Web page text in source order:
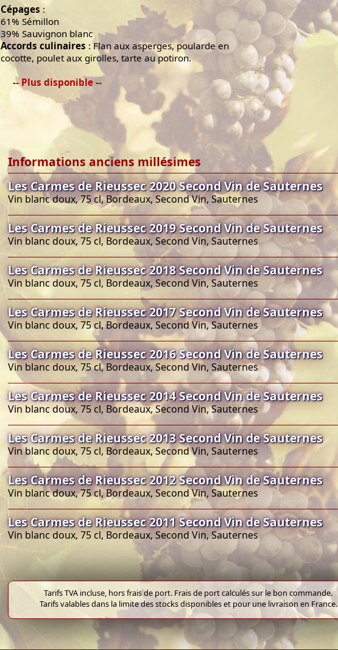
Cépages :
61% Sémillon
39% Sauvignon blanc
Accords culinaires : Flan aux asperges, poularde en
cocotte, poulet aux girolles, tarte au potiron.
-- Plus disponible --
Informations anciens millésimes
Les Carmes de Rieussec 2020 Second Vin de Sauternes
Vin blanc doux, 75 cl, Bordeaux, Second Vin, Sauternes
Les Carmes de Rieussec 2019 Second Vin de Sauternes
Vin blanc doux, 75 cl, Bordeaux, Second Vin, Sauternes
Les Carmes de Rieussec 2018 Second Vin de Sauternes
Vin blanc doux, 75 cl, Bordeaux, Second Vin, Sauternes
Les Carmes de Rieussec 2017 Second Vin de Sauternes
Vin blanc doux, 75 cl, Bordeaux, Second Vin, Sauternes
Les Carmes de Rieussec 2016 Second Vin de Sauternes
Vin blanc doux, 75 cl, Bordeaux, Second Vin, Sauternes
Les Carmes de Rieussec 2014 Second Vin de Sauternes
Vin blanc doux, 75 cl, Bordeaux, Second Vin, Sauternes
Les Carmes de Rieussec 2013 Second Vin de Sauternes
Vin blanc doux, 75 cl, Bordeaux, Second Vin, Sauternes
Les Carmes de Rieussec 2012 Second Vin de Sauternes
Vin blanc doux, 75 cl, Bordeaux, Second Vin, Sauternes
Les Carmes de Rieussec 2011 Second Vin de Sauternes
Vin blanc doux, 75 cl, Bordeaux, Second Vin, Sauternes
Tarifs TVA incluse, hors frais de port. Frais de port calculés sur le bon commande.
Tarifs valables dans la limite des stocks disponibles et pour une livraison en France.